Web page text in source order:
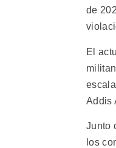
de
El
Addis
Junto
los